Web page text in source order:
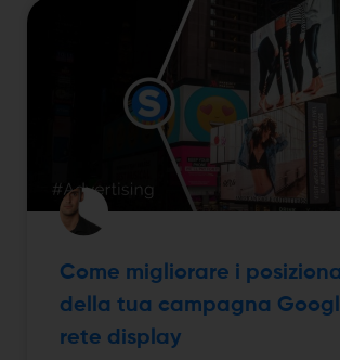
Come migliorare i
della tua campagna
rete display